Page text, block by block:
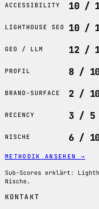
ACCESSIBILITY 10 /
LIGHTHOUSE SEO 10 /
GEO / LLM 12 /
PROFIL 8 /
BRAND-SURFACE 2 /
RECENCY 3 / 5
NISCHE 6 /
METHODIK ANSEHEN →
Sub-Scores erklärt:
Nische.
KONTAKT